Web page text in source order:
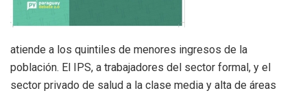
atiende a los quintiles de menores ingresos de la
población. El IPS, a trabajadores del sector formal, y el
sector privado de salud a la clase media y alta de áreas